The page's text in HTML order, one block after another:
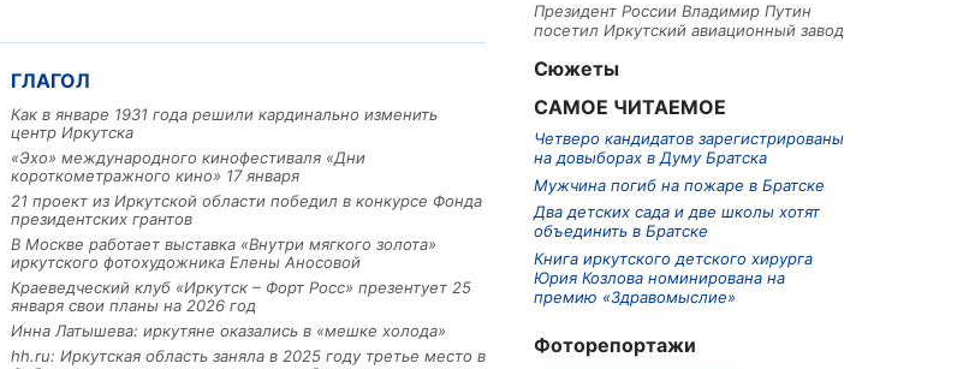
ГЛАГОЛ
Как в январе 1931 года решили кардинально изменить
центр Иркутска
«Эхо» международного кинофестиваля «Дни
короткометражного кино» 17 января
21 проект из Иркутской области победил в конкурсе Фонда
президентских грантов
В Москве работает выставка «Внутри мягкого золота»
иркутского фотохудожника Елены Аносовой
Краеведческий клуб «Иркутск – Форт Росс» презентует 25
января свои планы на 2026 год
Инна Латышева: иркутяне оказались в «мешке холода»
hh.ru: Иркутская область заняла в 2025 году третье место в
Президент России Владимир Путин
посетил Иркутский авиационный завод
Сюжеты
САМОЕ ЧИТАЕМОЕ
Четверо кандидатов зарегистрированы
на довыборах в Думу Братска
Мужчина погиб на пожаре в Братске
Два детских сада и две школы хотят
объединить в Братске
Книга иркутского детского хирурга
Юрия Козлова номинирована на
премию «Здравомыслие»
Фоторепортажи